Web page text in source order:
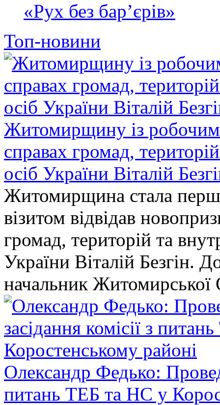
«Рух без бар’єрів»
Топ-новини
Житомирщину із робочим
справах громад,
осіб України Віталій
Житомирщина стала
візитом відвідав
громад, територій та
України Віталій Безгін.
начальник
Олександр Федько:
питань ТЕБ та НС у